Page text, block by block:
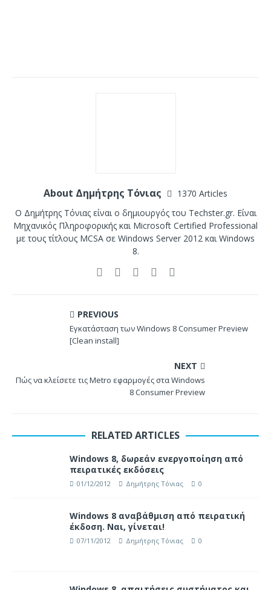
About Δημήτρης Τόνιας
1370 Articles
Ο Δημήτρης Τόνιας είναι ο δημιουργός του Techster.gr. Είναι
Μηχανικός Πληροφορικής και Microsoft Certified Professional
με τους τίτλους MCSA σε Windows Server 2012 και Windows
8.
PREVIOUS
Εγκατάσταση των Windows 8 Consumer Preview
[Clean install]
NEXT
Πώς να κλείσετε τις Metro εφαρμογές στα Windows
8 Consumer Preview
RELATED ARTICLES
Windows 8, δωρεάν ενεργοποίηση από
πειρατικές εκδόσεις
01/12/2012 Δημήτρης Τόνιας 0
Windows 8 αναβάθμιση από πειρατική
έκδοση. Ναι, γίνεται!
07/11/2012 Δημήτρης Τόνιας 0